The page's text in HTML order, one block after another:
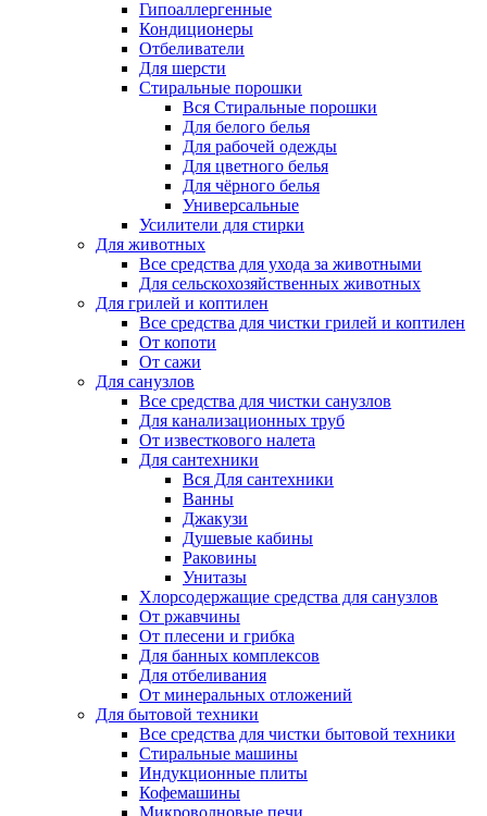
Гипоаллергенные
Кондиционеры
Отбеливатели
Для шерсти
Стиральные порошки
Вся Стиральные порошки
Для белого белья
Для рабочей одежды
Для цветного белья
Для чёрного белья
Универсальные
Усилители для стирки
Для животных
Все средства для ухода за животными
Для сельскохозяйственных животных
Для грилей и коптилен
Все средства для чистки грилей и коптилен
От копоти
От сажи
Для санузлов
Все средства для чистки санузлов
Для канализационных труб
От известкового налета
Для сантехники
Вся Для сантехники
Ванны
Джакузи
Душевые кабины
Раковины
Унитазы
Хлорсодержащие средства для санузлов
От ржавчины
От плесени и грибка
Для банных комплексов
Для отбеливания
От минеральных отложений
Для бытовой техники
Все средства для чистки бытовой техники
Стиральные машины
Индукционные плиты
Кофемашины
Микроволновые печи